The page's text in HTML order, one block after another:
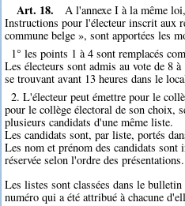
Art. 18.
A l'annexe I à la même
Instructions pour l'électeur inscrit aux
commune belge », sont apportées les
1° les points 1 à 4 sont remplacés
Les électeurs sont admis au vote de 8
se trouvant avant 13 heures dans le
2. L'électeur peut émettre pour le
pour le collège électoral de son choix,
plusieurs candidats d'une même liste.
Les candidats sont, par liste, portés
Les nom et prénom des candidats
réservée selon l'ordre des présentations.
Les listes sont classées dans le
numéro qui a été attribué à chacune